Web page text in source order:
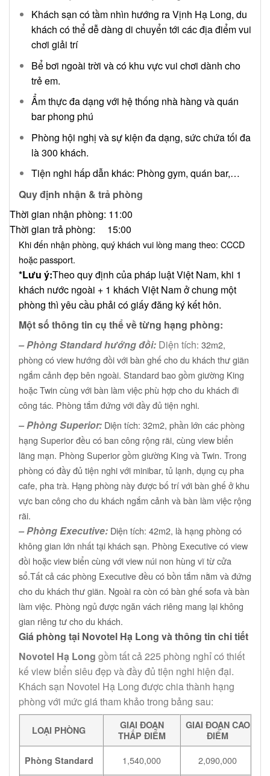
Khách sạn có tầm nhìn hướng ra Vịnh Hạ Long, du
khách có thể dễ dàng di chuyển tới các địa điểm vui
chơi giải trí
Bể bơi ngoài trời và có khu vực vui chơi dành cho
trẻ em.
Ẩm thực đa dạng với hệ thống nhà hàng và quán
bar phong phú
Phòng hội nghị và sự kiện đa dạng, sức chứa tối đa
là 300 khách.
Tiện nghi hấp dẫn khác: Phòng gym, quán bar,…
Quy định nhận & trả phòng
Thời gian nhận phòng: 11:00
Thời gian trả phòng: 15:00
Khi đến nhận phòng, quý khách vui lòng mang theo: CCCD
hoặc passport.
*Lưu ý:Theo quy định của pháp luật Việt Nam, khi 1
khách nước ngoài + 1 khách Việt Nam ở chung một
phòng thì yêu cầu phải có giấy đăng ký kết hôn.
Một số thông tin cụ thể về từng hạng phòng:
– Phòng Standard hướng đồi: Diện tích: 32m2,
phòng có view hướng đồi với bàn ghế cho du khách thư giãn
ngắm cảnh đẹp bên ngoài. Standard bao gồm giường King
hoặc Twin cùng với bàn làm việc phù hợp cho du khách đi
công tác. Phòng tắm đứng với đầy đủ tiện nghi.
– Phòng Superior: Diện tích: 32m2, phần lớn các phòng
hạng Superior đều có ban công rộng rãi, cùng view biển
lãng mạn. Phòng Superior gồm giường King và Twin. Trong
phòng có đầy đủ tiện nghi với minibar, tủ lạnh, dụng cụ pha
cafe, pha trà. Hạng phòng này được bố trí với bàn ghế ở khu
vực ban công cho du khách ngắm cảnh và bàn làm việc rộng
rãi.
– Phòng Executive: Diện tích: 42m2, là hạng phòng có
không gian lớn nhất tại khách sạn. Phòng Executive có view
đồi hoặc view biển cùng với view núi non hùng vĩ từ cửa
sổ.Tất cả các phòng Executive đều có bồn tắm nằm và đứng
cho du khách thư giãn. Ngoài ra còn có bàn ghế sofa và bàn
làm việc. Phòng ngủ được ngăn vách riêng mang lại không
gian riêng tư cho du khách.
Giá phòng tại Novotel Hạ Long và thông tin chi tiết
Novotel Hạ Long gồm tất cả 225 phòng nghỉ có thiết
kế view biển siêu đẹp và đầy đủ tiện nghi hiện đại.
Khách sạn Novotel Hạ Long được chia thành hạng
phòng với mức giá tham khảo trong bảng sau:
LOẠI PHÒNG
GIAI ĐOẠN
THẤP ĐIỂM
GIAI ĐOẠN CAO
ĐIỂM
Phòng Standard 1,540,000 2,090,000